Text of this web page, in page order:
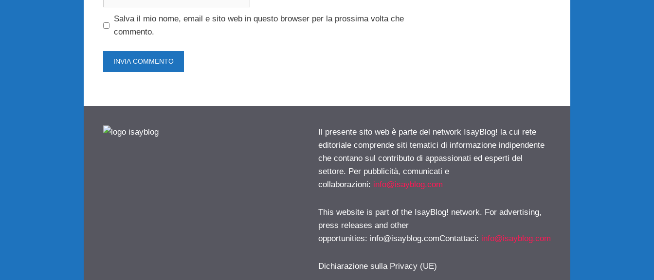
Salva il mio nome, email e sito web in questo browser per la prossima volta che
commento.
Il presente sito web è parte del network IsayBlog! la cui rete
editoriale comprende siti tematici di informazione indipendente
che contano sul contributo di appassionati ed esperti del
settore. Per pubblicità, comunicati e
collaborazioni: info@isayblog.com
This website is part of the IsayBlog! network. For advertising,
press releases and other
opportunities: info@isayblog.comContattaci: info@isayblog.com
Dichiarazione sulla Privacy (UE)